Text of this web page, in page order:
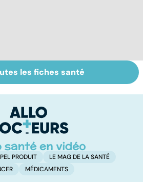
La sciatique : un
symptôme
les fiches santé
PRODUIT
LE MAG DE LA SANTÉ
MÉDICAMENTS